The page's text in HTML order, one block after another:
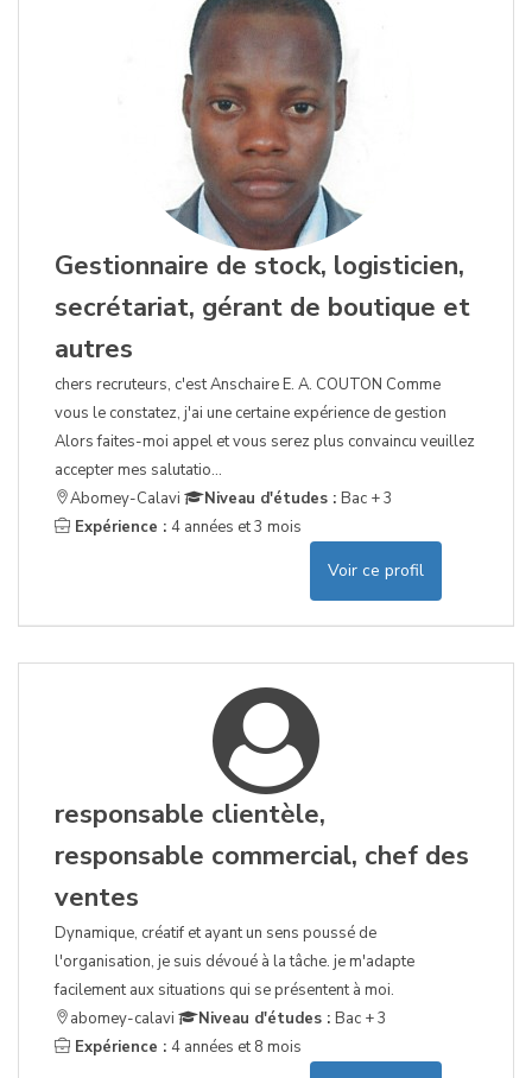
Gestionnaire de stock, logisticien,
secrétariat, gérant de boutique et
autres
chers recruteurs, c'est Anschaire E. A. COUTON Comme
vous le constatez, j'ai une certaine expérience de gestion
Alors faites-moi appel et vous serez plus convaincu veuillez
accepter mes salutatio...
Abomey-Calavi
Niveau d'études : Bac + 3
Expérience : 4 années et 3 mois
Voir ce profil
responsable clientèle,
responsable commercial, chef des
ventes
Dynamique, créatif et ayant un sens poussé de
l'organisation, je suis dévoué à la tâche. je m'adapte
facilement aux situations qui se présentent à moi.
abomey-calavi
Niveau d'études : Bac + 3
Expérience : 4 années et 8 mois